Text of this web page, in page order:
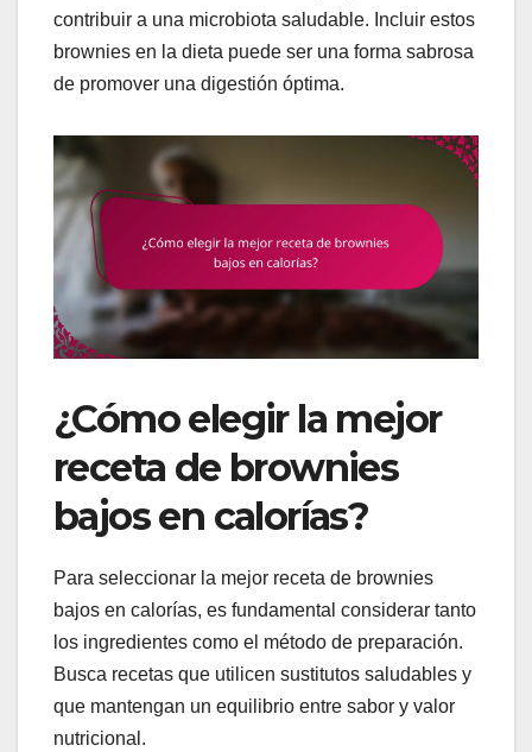
contribuir a una microbiota saludable. Incluir estos
brownies en la dieta puede ser una forma sabrosa
de promover una digestión óptima.
¿Cómo elegir la mejor
receta de brownies
bajos en calorías?
Para seleccionar la mejor receta de brownies
bajos en calorías, es fundamental considerar tanto
los ingredientes como el método de preparación.
Busca recetas que utilicen sustitutos saludables y
que mantengan un equilibrio entre sabor y valor
nutricional.